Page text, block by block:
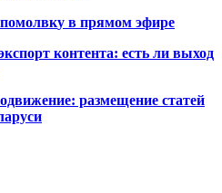
у в прямом эфире
контента: есть ли выход
размещение статей